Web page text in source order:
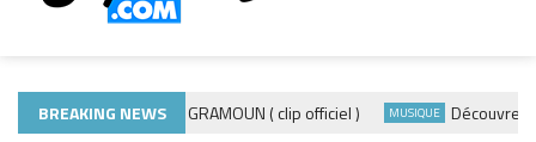
BREAKING NEWS
974 ADE440 – GRAMOUN ( clip officiel ) MUSIQUE Découvre les